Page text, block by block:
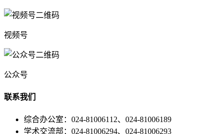
视频号
公众号
联系我们
综合办公室：024-81006112、024-81006189
学术交流部：024-81006294、024-81006293